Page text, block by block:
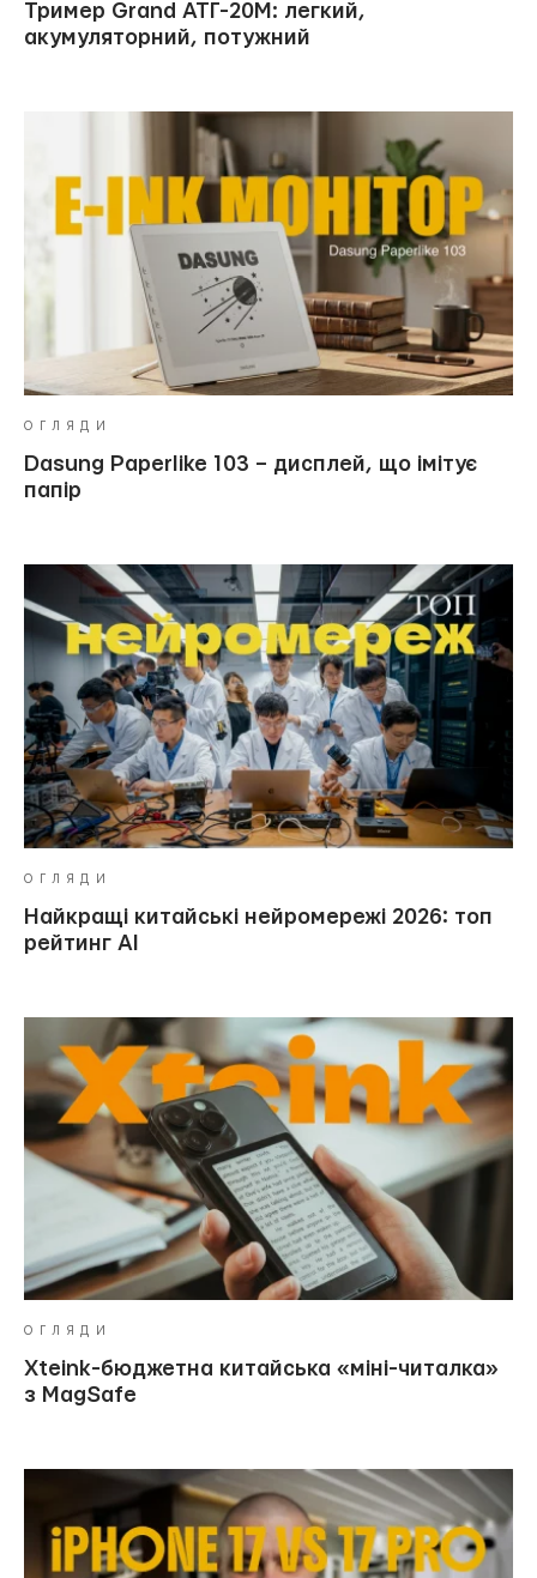
Тример Grand АТГ-20М: легкий,
акумуляторний, потужний
ОГЛЯДИ
Dasung Paperlike 103 – дисплей, що імітує
папір
ОГЛЯДИ
Найкращі китайські нейромережі 2026: топ
рейтинг AI
ОГЛЯДИ
Xteink-бюджетна китайська «міні-читалка»
з MagSafe